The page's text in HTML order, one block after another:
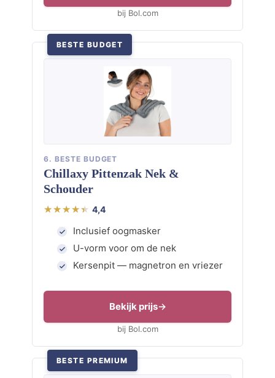
bij Bol.com
BESTE BUDGET
6. BESTE BUDGET
Chillaxy Pittenzak Nek &
Schouder
4,4
Inclusief oogmasker
U-vorm voor om de nek
Kersenpit — magnetron en vriezer
Bekijk prijs
bij Bol.com
BESTE PREMIUM